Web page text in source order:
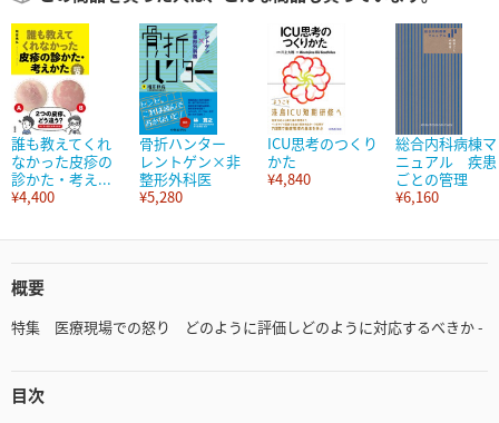
誰も教えてくれ
なかった皮疹の
診かた・考え...
¥4,400
骨折ハンター
レントゲン×非
整形外科医
¥5,280
ICU思考のつくり
かた
¥4,840
総合内科病棟マ
ニュアル 疾患
ごとの管理
¥6,160
概要
特集 医療現場での怒り どのように評価しどのように対応するべきか -
目次